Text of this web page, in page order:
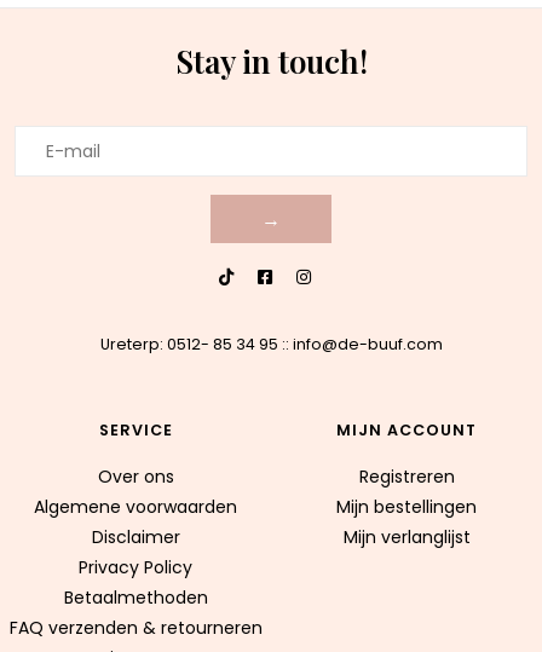
Stay in touch!
→
Ureterp: 0512- 85 34 95 :: info@de-buuf.com
SERVICE
Over ons
Algemene voorwaarden
Disclaimer
Privacy Policy
Betaalmethoden
FAQ verzenden & retourneren
MIJN ACCOUNT
Registreren
Mijn bestellingen
Mijn verlanglijst